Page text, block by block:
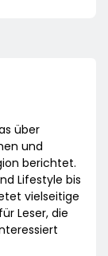
über
und
berichtet.
Lifestyle bis
vielseitige
Leser, die